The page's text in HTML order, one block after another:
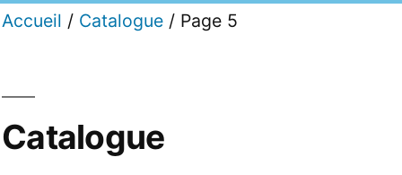
Accueil / Catalogue / Page 5
Catalogue